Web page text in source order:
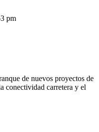
pm
de nuevos proyectos de
conectividad carretera y el